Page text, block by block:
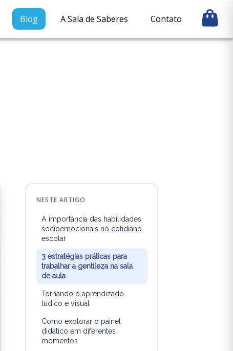
Blog A Sala de Saberes Contato
NESTE ARTIGO
A importância das habilidades
socioemocionais no cotidiano
escolar
3 estratégias práticas para
trabalhar a gentileza na sala
de aula
Tornando o aprendizado
lúdico e visual
Como explorar o painel
didático em diferentes
momentos